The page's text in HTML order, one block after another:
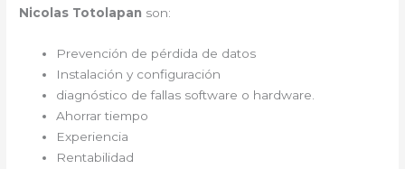
Nicolas Totolapan son:
Prevención de pérdida de datos
Instalación y configuración
diagnóstico de fallas software o hardware
Ahorrar tiempo
Experiencia
Rentabilidad